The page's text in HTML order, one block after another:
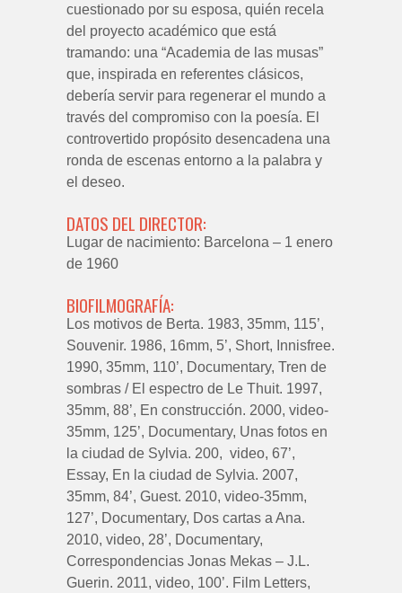
cuestionado por su esposa, quién recela
del proyecto académico que está
tramando: una “Academia de las musas”
que, inspirada en referentes clásicos,
debería servir para regenerar el mundo a
través del compromiso con la poesía. El
controvertido propósito desencadena una
ronda de escenas entorno a la palabra y
el deseo.
DATOS DEL DIRECTOR:
Lugar de nacimiento: Barcelona – 1 enero
de 1960
BIOFILMOGRAFÍA:
Los motivos de Berta. 1983, 35mm, 115’,
Souvenir. 1986, 16mm, 5’, Short, Innisfree.
1990, 35mm, 110’, Documentary, Tren de
sombras / El espectro de Le Thuit. 1997,
35mm, 88’, En construcción. 2000, video-
35mm, 125’, Documentary, Unas fotos en
la ciudad de Sylvia. 200, video, 67’,
Essay, En la ciudad de Sylvia. 2007,
35mm, 84’, Guest. 2010, video-35mm,
127’, Documentary, Dos cartas a Ana.
2010, video, 28’, Documentary,
Correspondencias Jonas Mekas – J.L.
Guerin. 2011, video, 100’. Film Letters,